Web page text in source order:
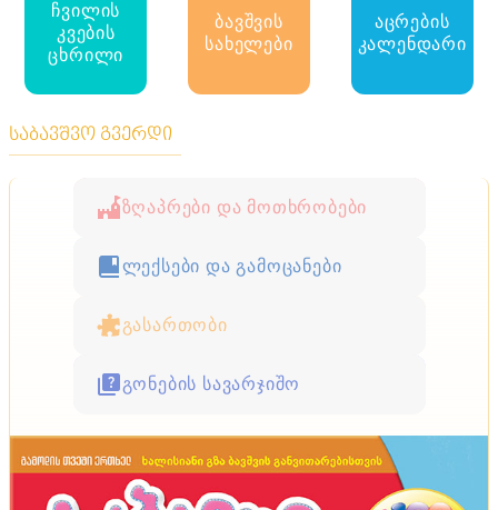
ჩვილის
კვების
ცხრილი
ბავშვის
სახელები
აცრების
კალენდარი
საბავშვო გვერდი
ზღაპრები და მოთხრობები
ლექსები და გამოცანები
გასართობი
გონების სავარჯიშო